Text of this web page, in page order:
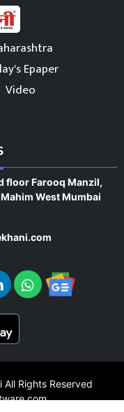
Epaper
Video
floor Farooq Manzil,
West Mumbai
All Rights Reserved